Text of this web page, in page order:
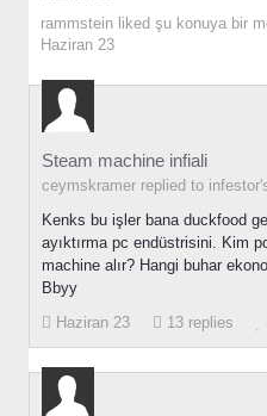
rammstein liked şu konuya bir
Haziran 23
Steam machine infiali
ceymskramer replied to
Kenks bu işler bana duckfood
ayıktırma pc endüstrisini. Kim
machine alır? Hangi buhar
Bbyy
Haziran 23
13 replies